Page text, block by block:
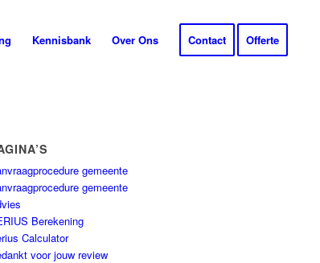
Kennisbank Over Ons Contact Offerte
gemeente
gemeente
Berekening
Calculator
voor jouw review